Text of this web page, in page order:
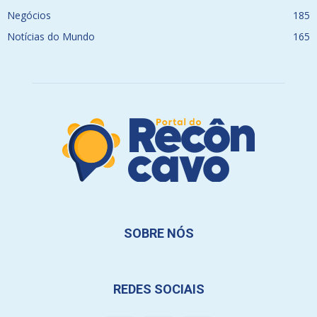
Negócios
185
Notícias do Mundo
165
SOBRE NÓS
REDES SOCIAIS